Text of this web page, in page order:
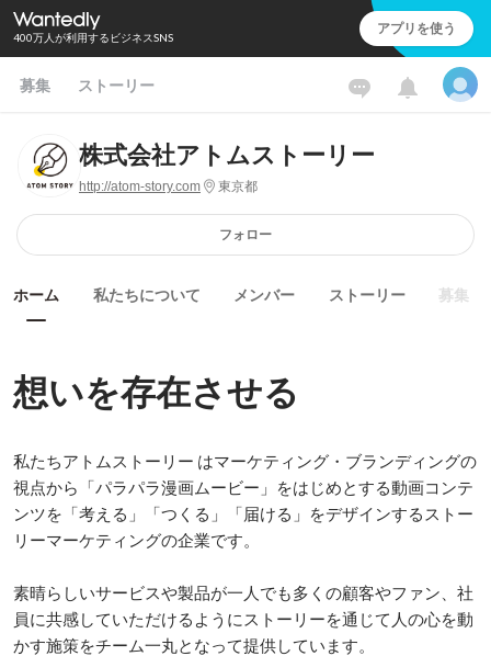
400万人が利用するビジネスSNS アプリを使う
募集 ストーリー
株式会社アトムストーリー
http://atom-story.com 東京都
フォロー
ホーム 私たちについて メンバー ストーリー 募集
想いを存在させる
私たちアトムストーリー はマーケティング・ブランディングの
視点から「パラパラ漫画ムービー」をはじめとする動画コンテ
ンツを「考える」「つくる」「届ける」をデザインするストー
リーマーケティングの企業です。
素晴らしいサービスや製品が一人でも多くの顧客やファン、社
員に共感していただけるようにストーリーを通じて人の心を動
かす施策をチーム一丸となって提供しています。